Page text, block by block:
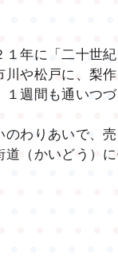
年に「二十世
や松戸に、梨
週間も通いつ
わりあいで、
（かいどう）